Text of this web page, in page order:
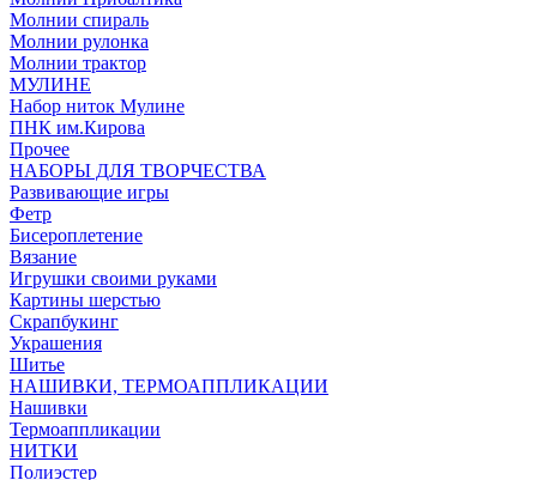
Молнии спираль
Молнии рулонка
Молнии трактор
МУЛИНЕ
Набор ниток Мулине
ПНК им.Кирова
Прочее
НАБОРЫ ДЛЯ ТВОРЧЕСТВА
Развивающие игры
Фетр
Бисероплетение
Вязание
Игрушки своими руками
Картины шерстью
Скрапбукинг
Украшения
Шитье
НАШИВКИ, ТЕРМОАППЛИКАЦИИ
Нашивки
Термоаппликации
НИТКИ
Полиэстер